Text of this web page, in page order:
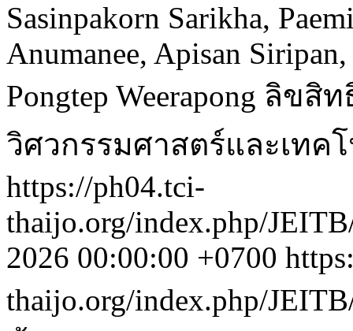
Sasinpakorn Sarikha,
Anumanee, Apisan
Pongtep Weerapong ลิขสิท
วิศวกรรมศาสตร์และเทค
https://ph04.tci-
thaijo.org/index.php/
2026 00:00:00 +0700
thaijo.org/index.php/